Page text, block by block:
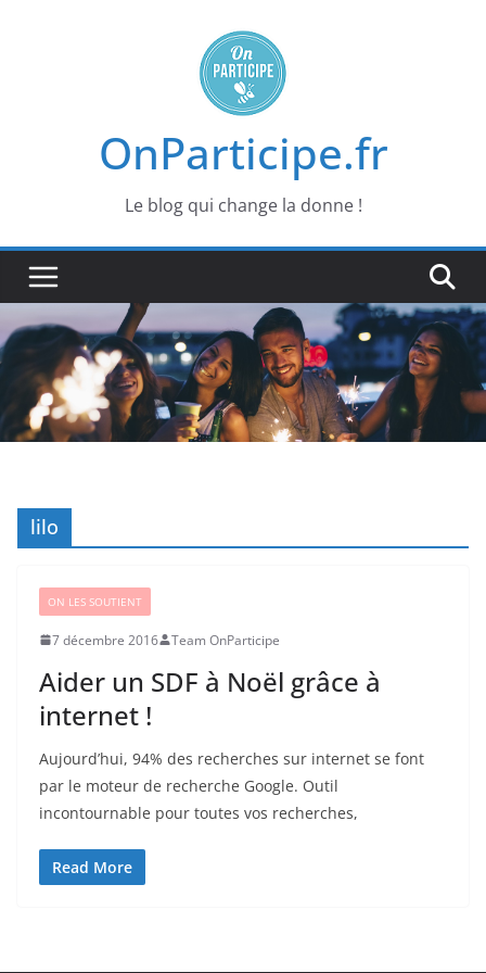
OnParticipe.fr
Le blog qui change la donne !
lilo
ON LES SOUTIENT
7 décembre 2016 Team OnParticipe
Aider un SDF à Noël grâce à
internet !
Aujourd’hui, 94% des recherches sur internet se font
par le moteur de recherche Google. Outil
incontournable pour toutes vos recherches,
Read More